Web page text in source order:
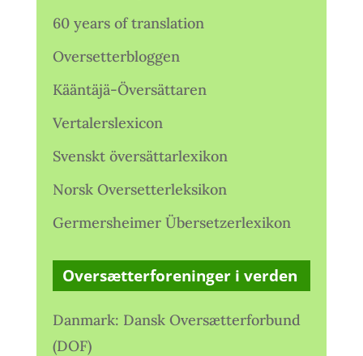
60 years of translation
Oversetterbloggen
Kääntäjä-Översättaren
Vertalerslexicon
Svenskt översättarlexikon
Norsk Oversetterleksikon
Germersheimer Übersetzerlexikon
Oversætterforeninger i verden
Danmark: Dansk Oversætterforbund
(DOF)